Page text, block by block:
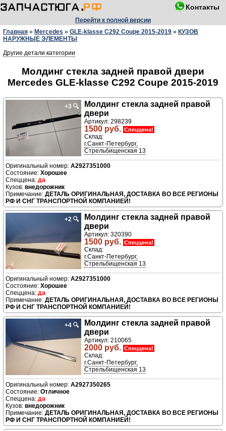
Контакты
Перейти к полной версии
Главная » Mercedes » GLE-klasse C292 Coupe 2015-2019 » КУЗОВ
НАРУЖНЫЕ ЭЛЕМЕНТЫ
Другие детали категории
Молдинг стекла задней правой двери
Mercedes GLE-klasse C292 Coupe 2015-2019
+3 🔍
Молдинг стекла задней правой
двери
Артикул: 298239
1500 руб. Спеццена!
Склад:
г.Санкт-Петербург,
Стрельбищенская 13
A2927351000
Хорошее
да
внедорожник
ДЕТАЛЬ ОРИГИНАЛЬНАЯ, ДОСТАВКА ВО ВСЕ РЕГИОНЫ
РФ И СНГ ТРАНСПОРТНОЙ КОМПАНИЕЙ!
+2 🔍
Молдинг стекла задней правой
двери
Артикул: 320390
1500 руб. Спеццена!
Склад:
г.Санкт-Петербург,
Стрельбищенская 13
A2927351000
Хорошее
да
ДЕТАЛЬ ОРИГИНАЛЬНАЯ, ДОСТАВКА ВО ВСЕ РЕГИОНЫ
РФ И СНГ ТРАНСПОРТНОЙ КОМПАНИЕЙ!
+4 🔍
Молдинг стекла задней правой
двери
Артикул: 210065
2000 руб. Спеццена!
Склад:
г.Санкт-Петербург,
Стрельбищенская 13
A2927350265
Отличное
да
внедорожник
ДЕТАЛЬ ОРИГИНАЛЬНАЯ, ДОСТАВКА ВО ВСЕ РЕГИОНЫ
РФ И СНГ ТРАНСПОРТНОЙ КОМПАНИЕЙ!